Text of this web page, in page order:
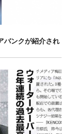
バンクが紹介され